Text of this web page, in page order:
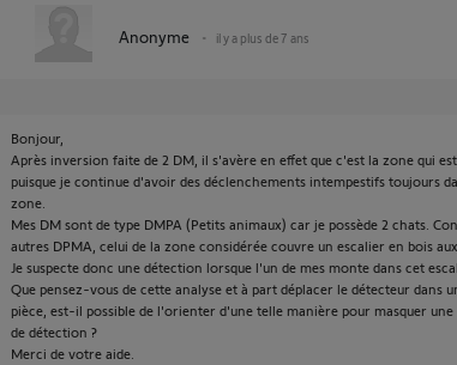
Anonyme il y a plus de 7 ans
Bonjour,
Après inversion faite de 2 DM, il s'avère en effet que c'est la zone qui
puisque je continue d'avoir des déclenchements intempestifs toujours
zone.
Mes DM sont de type DMPA (Petits animaux) car je possède 2 chats.
autres DPMA, celui de la zone considérée couvre un escalier en bois
Je suspecte donc une détection lorsque l'un de mes monte dans cet
Que pensez-vous de cette analyse et à part déplacer le détecteur dans
pièce, est-il possible de l'orienter d'une telle manière pour masquer
de détection ?
Merci de votre aide.